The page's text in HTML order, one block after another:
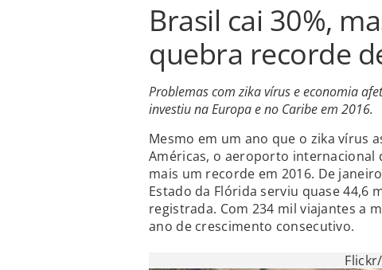
Brasil cai 30%,
quebra recorde
Problemas com zika vírus e economia
investiu na Europa e no Caribe em 2016.
Mesmo em um ano que o zika vírus
Américas, o aeroporto internacional
mais um recorde em 2016. De
Estado da Flórida serviu quase 44,6
registrada. Com 234 mil viajantes a
ano de crescimento consecutivo.